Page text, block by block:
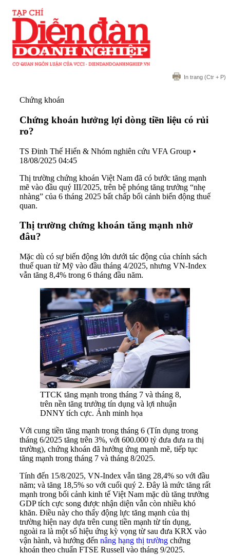
In trang (Ctr + P)
Chứng khoán
Chứng khoán hưởng lợi dòng tiền liệu có rủi
ro?
TS Đinh Thế Hiển & Nhóm nghiên cứu VFA Group •
18/08/2025 04:45
Thị trường chứng khoán Việt Nam đã có bước tăng mạnh
mẽ vào đầu quý III/2025, trên bệ phóng tăng trưởng “nhẹ
nhàng” của 6 tháng 2025 bất chấp bối cảnh biến động thuế
quan.
Thị trường chứng khoán tăng mạnh nhờ
đâu?
Mặc dù có sự biến động lớn dưới tác động của chính sách
thuế quan từ Mỹ vào đầu tháng 4/2025, nhưng VN-Index
vẫn tăng 8,4% trong 6 tháng đầu năm.
TTCK tăng mạnh trong tháng 7 và tháng 8,
trên nền tăng trưởng tín dụng và lợi nhuận
DNNY tích cực. Ảnh minh họa
Với cung tiền tăng mạnh trong tháng 6 (Tín dụng trong
tháng 6/2025 tăng trên 3%, với 600.000 tỷ đưa đưa ra thị
trường), chứng khoán đã hưởng ứng mạnh mẽ, tiếp tục
tăng mạnh trong tháng 7 và tháng 8/2025.
Tính đến 15/8/2025, VN-Index vẫn tăng 28,4% so với đầu
năm; và tăng 18,5% so với cuối quý 2. Đây là mức tăng rất
mạnh trong bối cảnh kinh tế Việt Nam mặc dù tăng trưởng
GDP tích cực song được nhận diện vẫn còn nhiều khó
khăn. Điều này cho thấy động lực tăng mạnh của thị
trường hiện nay dựa trên cung tiền mạnh từ tín dụng,
ngoài ra là một số hiệu ứng kỳ vọng từ sau đưa KRX vào
vận hành, và hướng đến nâng hạng thị trường chứng
khoán theo chuẩn FTSE Russell vào tháng 9/2025.